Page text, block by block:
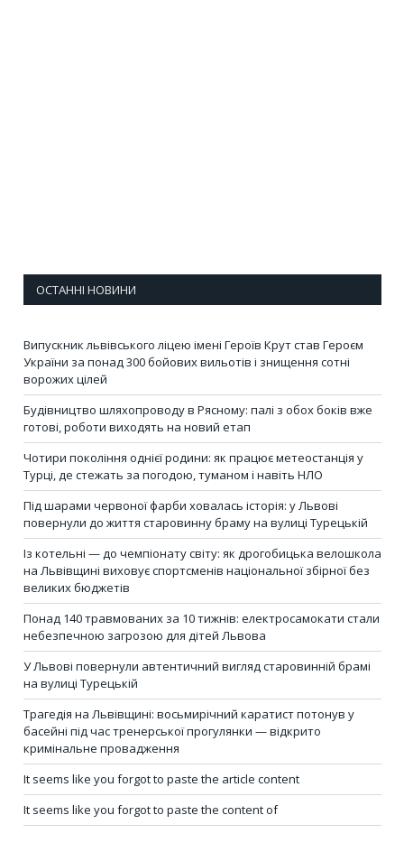
ОСТАННІ НОВИНИ
Випускник львівського ліцею імені Героїв Крут став Героєм
України за понад 300 бойових вильотів і знищення сотні
ворожих цілей
Будівництво шляхопроводу в Рясному: палі з обох боків вже
готові, роботи виходять на новий етап
Чотири покоління однієї родини: як працює метеостанція у
Турці, де стежать за погодою, туманом і навіть НЛО
Під шарами червоної фарби ховалась історія: у Львові
повернули до життя старовинну браму на вулиці Турецькій
Із котельні — до чемпіонату світу: як дрогобицька велошкола
на Львівщині виховує спортсменів національної збірної без
великих бюджетів
Понад 140 травмованих за 10 тижнів: електросамокати стали
небезпечною загрозою для дітей Львова
У Львові повернули автентичний вигляд старовинній брамі
на вулиці Турецькій
Трагедія на Львівщині: восьмирічний каратист потонув у
басейні під час тренерської прогулянки — відкрито
кримінальне провадження
It seems like you forgot to paste the article content
It seems like you forgot to paste the content of